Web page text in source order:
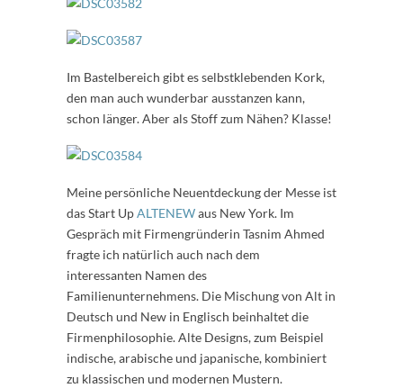
Im Bastelbereich gibt es selbstklebenden Kork,
den man auch wunderbar ausstanzen kann,
schon länger. Aber als Stoff zum Nähen? Klasse!
Meine persönliche Neuentdeckung der Messe ist
das Start UpALTENEWaus New York. Im
Gespräch mit Firmengründerin Tasnim Ahmed
fragte ich natürlich auch nach dem
interessanten Namen des
Familienunternehmens. Die Mischung von Alt in
Deutsch und New in Englisch beinhaltet die
Firmenphilosophie. Alte Designs, zum Beispiel
indische, arabische und japanische, kombiniert
zu klassischen und modernen Mustern.